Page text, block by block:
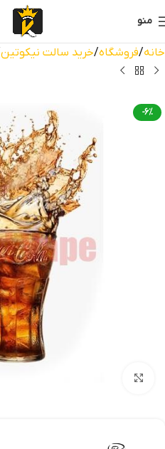
منو
خانه فروشگاه خرید سالت نیکوتین
-6%